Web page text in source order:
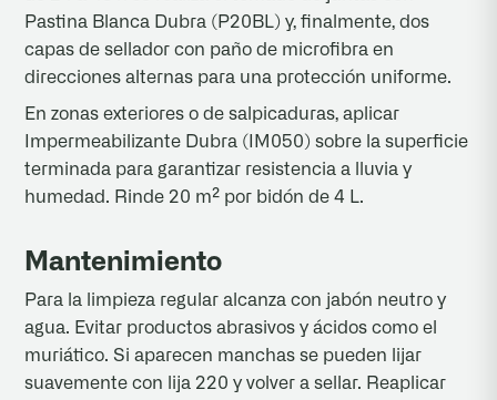
Pastina Blanca Dubra (P20BL) y, finalmente, dos
capas de sellador con paño de microfibra en
direcciones alternas para una protección uniforme.
En zonas exteriores o de salpicaduras, aplicar
Impermeabilizante Dubra (IM050) sobre la superficie
terminada para garantizar resistencia a lluvia y
humedad. Rinde 20 m² por bidón de 4 L.
Mantenimiento
Para la limpieza regular alcanza con jabón neutro y
agua. Evitar productos abrasivos y ácidos como el
muriático. Si aparecen manchas se pueden lijar
suavemente con lija 220 y volver a sellar. Reaplicar